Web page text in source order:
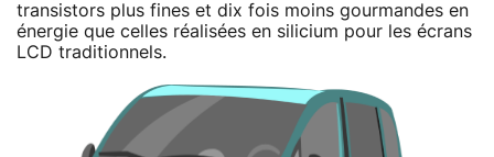
transistors plus fines et dix fois moins gourmandes en
énergie que celles réalisées en silicium pour les écrans
LCD traditionnels.